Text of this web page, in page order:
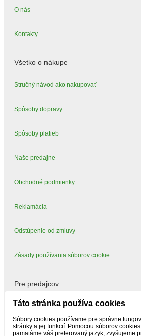
O nás
Kontakty
Všetko o nákupe
Stručný návod ako nakupovať
Spôsoby dopravy
Spôsoby platieb
Naše predajne
Obchodné podmienky
Reklamácia
Odstúpenie od zmluvy
Zásady používania súborov cookie
Pre predajcov
Mám záujem predávať
Táto stránka používa cookies
Súbory cookies používame pre správne
stránky a jej funkcií. Pomocou súborov
pamätáme váš preferovaný jazyk, zvyšujeme